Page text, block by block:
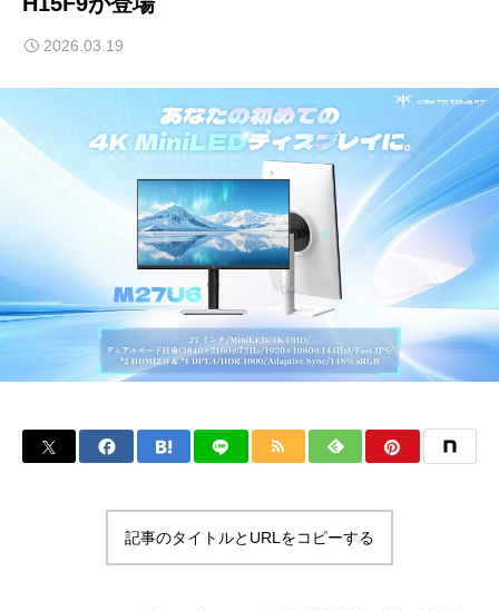
2026.03.19
記事のタイトルとURLをコピーする